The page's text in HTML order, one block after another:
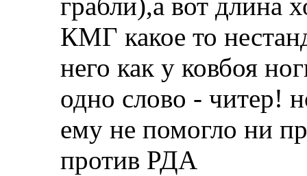
грабли),а вот длина
КМГ какое то
него как у ковбоя
одно слово - читер!
ему не помогло ни
против РДА